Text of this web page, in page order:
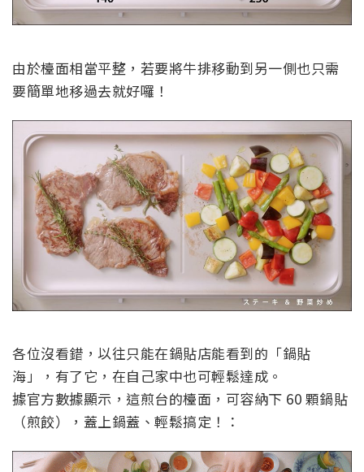
由於檯面相當平整，若要將牛排移動到另一側也只需
要簡單地移過去就好囉！
各位沒看錯，以往只能在鍋貼店能看到的「鍋貼
海」，有了它，在自己家中也可輕鬆達成。
據官方數據顯示，這煎台的檯面，可容納下 60 顆鍋貼
（煎餃），蓋上鍋蓋、輕鬆搞定！：